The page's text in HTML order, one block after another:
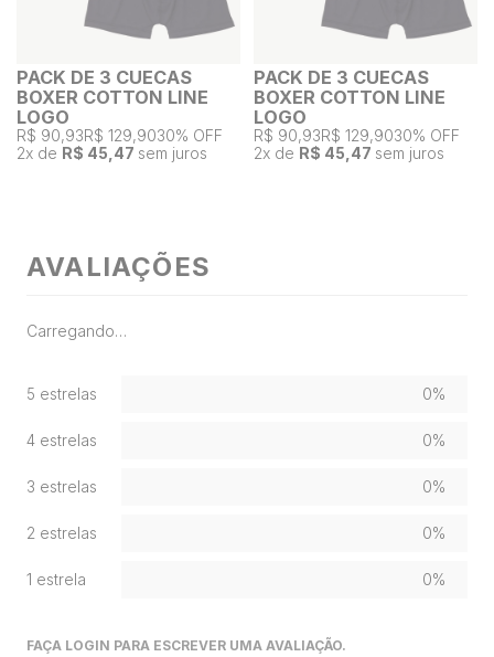
PACK DE 3 CUECAS
BOXER COTTON LINE
LOGO
R$ 90,93R$ 129,9030% OFF
2x de R$ 45,47 sem juros
PACK DE 3 CUECAS
BOXER COTTON LINE
LOGO
R$ 90,93R$ 129,9030% OFF
2x de R$ 45,47 sem juros
AVALIAÇÕES
Carregando…
5 estrelas 0%
4 estrelas 0%
3 estrelas 0%
2 estrelas 0%
1 estrela 0%
FAÇA LOGIN PARA ESCREVER UMA AVALIAÇÃO.